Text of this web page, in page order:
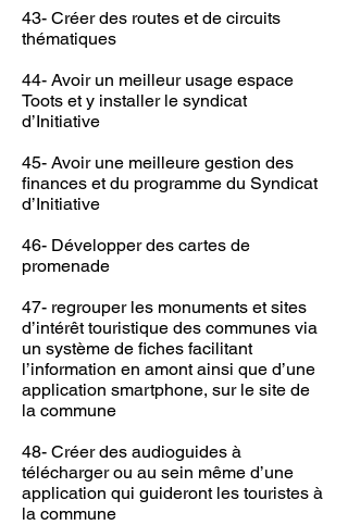
43- Créer des routes et de circuits
thématiques
44- Avoir un meilleur usage espace
Toots et y installer le syndicat
d’Initiative
45- Avoir une meilleure gestion des
finances et du programme du Syndicat
d’Initiative
46- Développer des cartes de
promenade
47- regrouper les monuments et sites
d’intérêt touristique des communes via
un système de fiches facilitant
l’information en amont ainsi que d’une
application smartphone, sur le site de
la commune
48- Créer des audioguides à
télécharger ou au sein même d’une
application qui guideront les touristes à
la commune